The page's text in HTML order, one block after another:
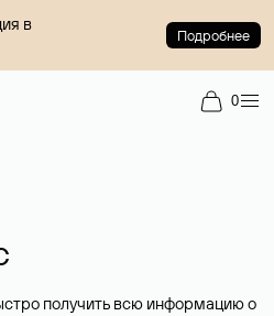
в
Подробнее
0
получить всю информацию о